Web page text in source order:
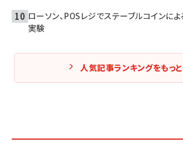
ローソン、POSレジでステーブルコインに
実験
人気記事ランキングをもっ